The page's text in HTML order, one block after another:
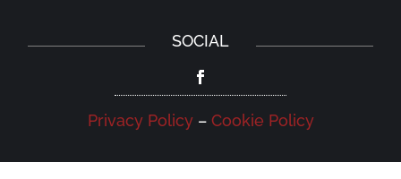
SOCIAL
Privacy Policy– Cookie Policy